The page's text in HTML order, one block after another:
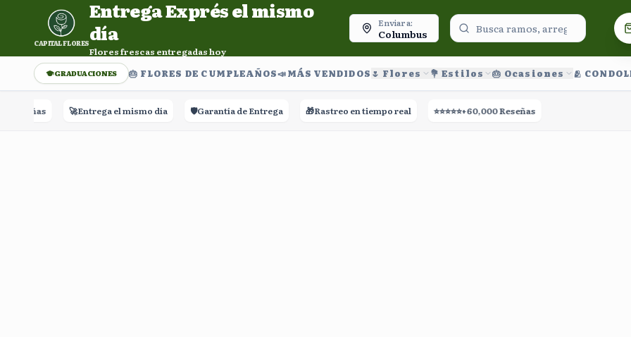
Entrega Exprés el mismo día. Flores frescas entregadas hoy.
CAPITAL FLORES
Entrega Exprés el mismo
día
Flores frescas entregadas hoy
Enviar a:
Columbus
GRADUACIONES 🎂 FLORES DE CUMPLEAÑOS📣​MÁS VENDIDOS 🌷 Flores 💐 Estilos 🎂 Ocasiones 🫂
Entrega el mismo día Garantía de Entrega Rastreo en tiempo real ⭐⭐⭐⭐⭐+60,000 Reseñas